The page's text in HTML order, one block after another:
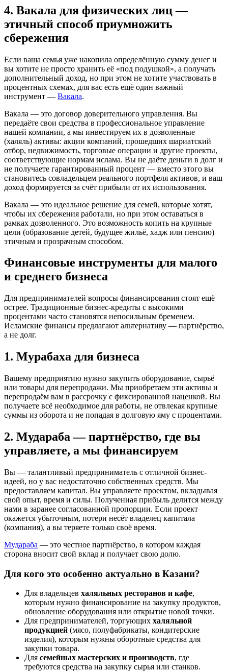
4. Вакала для физических лиц —
этичный способ приумножить
сбережения
Если ваша семья уже накопила определённую сумму денег и
вы хотите не просто хранить её «под подушкой», а получать
дополнительный доход, но при этом не хотите участвовать в
процентных схемах, для вас есть ещё один важный
инструмент — Вакала.
Вакала — это договор доверительного управления. Вы
передаёте свои средства в профессиональное управление
нашей компании, а мы инвестируем их в дозволенные
(халяль) активы: акции компаний, прошедших шариатский
отбор, недвижимость, торговые операции и другие проекты,
соответствующие нормам ислама. Вы не даёте деньги в долг и
не получаете гарантированный процент — вместо этого вы
становитесь совладельцем реального портфеля активов, и ваш
доход формируется за счёт прибыли от их использования.
Вакала — это идеальное решение для семей, которые хотят,
чтобы их сбережения работали, но при этом оставаться в
рамках дозволенного. Это возможность копить на крупные
цели (образование детей, будущее жильё, хадж или пенсию)
этичным и прозрачным способом.
Финансовые инструменты для малого
и среднего бизнеса
Для предпринимателей вопросы финансирования стоят ещё
острее. Традиционные бизнес-кредиты с высокими
процентами часто становятся непосильным бременем.
Исламские финансы предлагают альтернативу — партнёрство,
а не долг.
1. Мурабаха для бизнеса
Вашему предприятию нужно закупить оборудование, сырьё
или товары для перепродажи. Мы приобретаем эти активы и
перепродаём вам в рассрочку с фиксированной наценкой. Вы
получаете всё необходимое для работы, не отвлекая крупные
суммы из оборота и не попадая в долговую яму с процентами.
2. Мудараба — партнёрство, где вы
управляете, а мы финансируем
Вы — талантливый предприниматель с отличной бизнес-
идеей, но у вас недостаточно собственных средств. Мы
предоставляем капитал. Вы управляете проектом, вкладывая
свой опыт, время и силы. Полученная прибыль делится между
нами в заранее согласованной пропорции. Если проект
окажется убыточным, потери несёт владелец капитала
(компания), а вы теряете только своё время.
Мудараба — это честное партнёрство, в котором каждая
сторона вносит свой вклад и получает свою долю.
Для кого это особенно актуально в Казани?
Для владельцев халяльных ресторанов и кафе,
которым нужно финансирование на закупку продуктов,
обновление оборудования или открытие новой точки.
Для предпринимателей, торгующих халяльной
продукцией (мясо, полуфабрикаты, кондитерские
изделия), которым нужны оборотные средства для
закупки товара.
Для семейных мастерских и производств, где
требуются средства на закупку сырья или станков.